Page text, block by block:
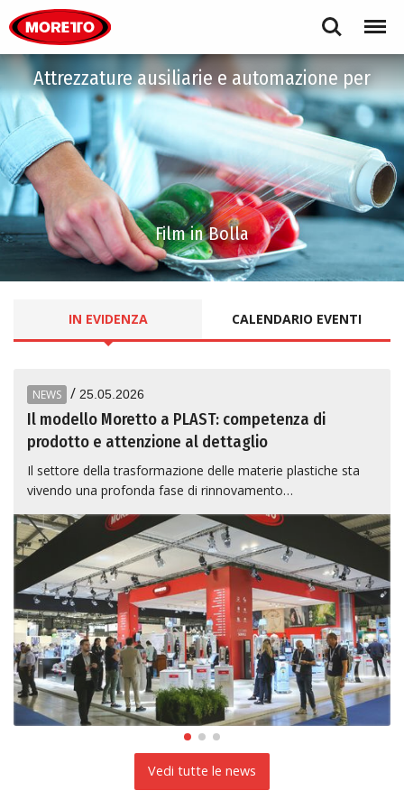
Search Menu
Attrezzature ausiliarie e automazione per
Film in Bolla
IN EVIDENZA CALENDARIO EVENTI
NEWS / 25.05.2026
Il modello Moretto a PLAST: competenza di
prodotto e attenzione al dettaglio
Il settore della trasformazione delle materie plastiche sta
vivendo una profonda fase di rinnovamento…
Vedi tutte le news